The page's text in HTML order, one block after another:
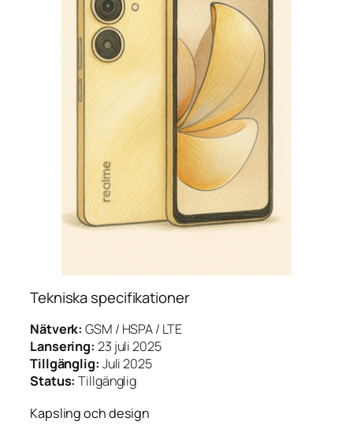
Tekniska specifikationer
Nätverk: GSM / HSPA / LTE
Lansering: 23 juli 2025
Tillgänglig: Juli 2025
Status: Tillgänglig
Kapsling och design